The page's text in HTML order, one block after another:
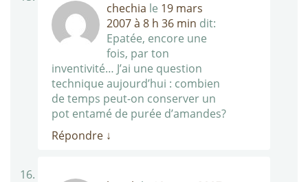
chechia le 19 mars
2007 à 8 h 36 min dit:
Epatée, encore une
fois, par ton
inventivité… J’ai une question
technique aujourd’hui : combien
de temps peut-on conserver un
pot entamé de purée d’amandes?
Répondre ↓